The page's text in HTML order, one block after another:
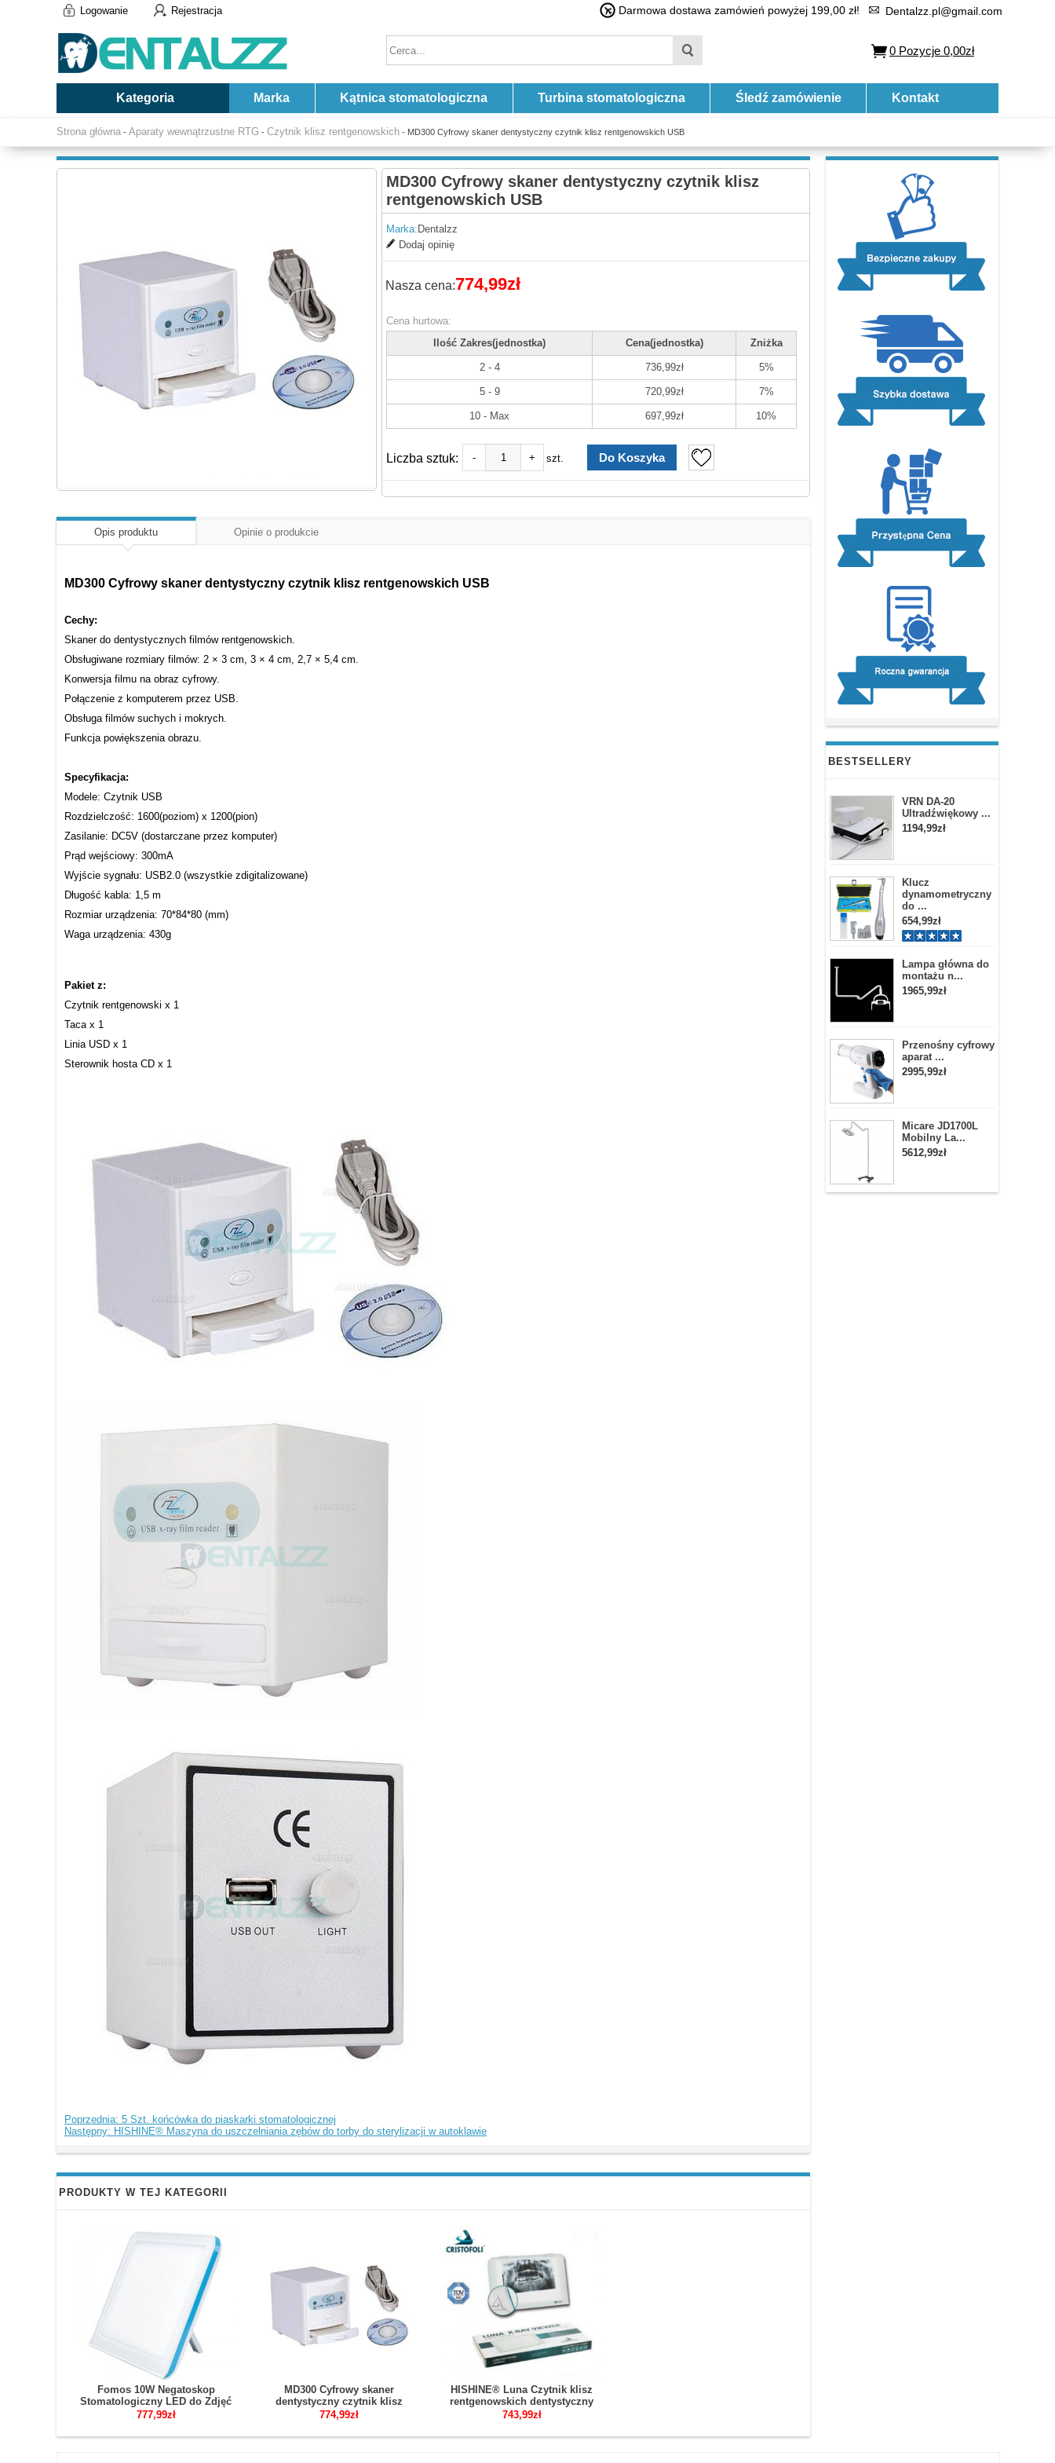
Logowanie Rejestracja Darmowa dostawa zamówień powyżej 199,00 zł! Dentalzz.pl@gmail.com
0 Pozycje 0,00zł
Kategoria Marka Kątnica stomatologiczna Turbina stomatologiczna Śledź zamówienie Kontakt
Strona główna - Aparaty wewnątrzustne RTG - Czytnik klisz rentgenowskich - MD300 Cyfrowy skaner dentystyczny czytnik klisz rentgenowskich USB
BESTSELLERY
VRN DA-20
Ultradźwiękowy ...
1194,99zł
Klucz
dynamometryczny
do ...
654,99zł
Lampa główna do
montażu n...
1965,99zł
Przenośny cyfrowy
aparat ...
2995,99zł
Micare JD1700L
Mobilny La...
5612,99zł
MD300 Cyfrowy skaner dentystyczny czytnik klisz
rentgenowskich USB
Marka: Dentalzz
Dodaj opinię
Nasza cena:774,99zł
Cena hurtowa:
Ilość Zakres(jednostka)
Cena(jednostka) Zniżka
2 - 4 736,99zł 5%
5 - 9 720,99zł 7%
10 - Max 697,99zł 10%
Liczba sztuk: - + szt.
Opis produktu Opinie o produkcie
MD300 Cyfrowy skaner dentystyczny czytnik klisz rentgenowskich USB
Cechy:
Skaner do dentystycznych filmów rentgenowskich.
Obsługiwane rozmiary filmów: 2 × 3 cm, 3 × 4 cm, 2,7 × 5,4 cm.
Konwersja filmu na obraz cyfrowy.
Połączenie z komputerem przez USB.
Obsługa filmów suchych i mokrych.
Funkcja powiększenia obrazu.
Specyfikacja:
Modele: Czytnik USB
Rozdzielczość: 1600(poziom) x 1200(pion)
Zasilanie: DC5V (dostarczane przez komputer)
Prąd wejściowy: 300mA
Wyjście sygnału: USB2.0 (wszystkie zdigitalizowane)
Długość kabla: 1,5 m
Rozmiar urządzenia: 70*84*80 (mm)
Waga urządzenia: 430g
Pakiet z:
Czytnik rentgenowski x 1
Taca x 1
Linia USD x 1
Sterownik hosta CD x 1
Poprzednia: 5 Szt. końcówka do piaskarki stomatologicznej
Następny: HISHINE® Maszyna do uszczelniania zębów do torby do sterylizacji w autoklawie
PRODUKTY W TEJ KATEGORII
Fomos 10W Negatoskop
Stomatologiczny LED do Zdjęć
RTG 30×20 cm
777,99zł
MD300 Cyfrowy skaner
dentystyczny czytnik klisz
rentgenowskich USB
774,99zł
HISHINE® Luna Czytnik klisz
rentgenowskich dentystyczny
743,99zł